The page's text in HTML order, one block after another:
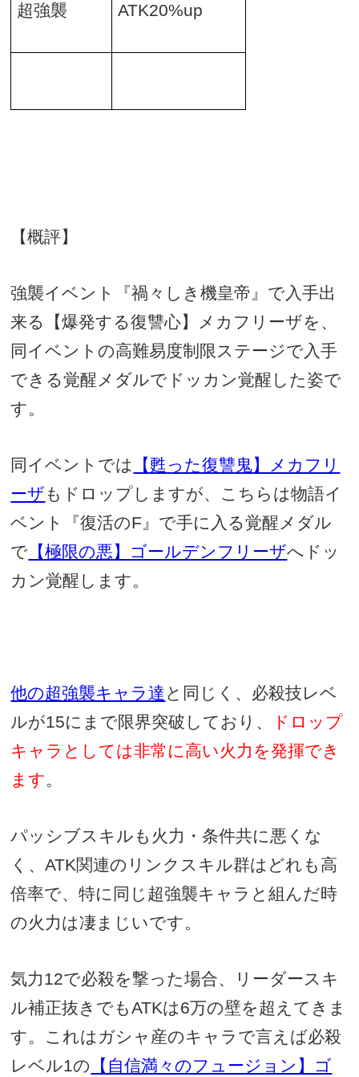
超強襲 ATK20%up
【概評】
強襲イベント『禍々しき機皇帝』で入手出
来る【爆発する復讐心】メカフリーザを、
同イベントの高難易度制限ステージで入手
できる覚醒メダルでドッカン覚醒した姿で
す。
同イベントでは
【甦った復讐鬼】メカフリ
ーザ もドロップしますが、こちらは物語イ
ベント『復活のF』で手に入る覚醒メダル
で 【極限の悪】ゴールデンフリーザへドッ
カン覚醒します。
他の超強襲キャラ達 と同じく、必殺技レベ
ルが15にまで限界突破しており、
ドロップ
キャラとしては非常に高い火力を発揮でき
ます。
パッシブスキルも火力・条件共に悪くな
く、ATK関連のリンクスキル群はどれも高
倍率で、特に同じ超強襲キャラと組んだ時
の火力は凄まじいです。
気力12で必殺を撃った場合、リーダースキ
ル補正抜きでもATKは6万の壁を超えてきま
す。これはガシャ産のキャラで言えば必殺
レベル1の
【自信満々のフュージョン】ゴ